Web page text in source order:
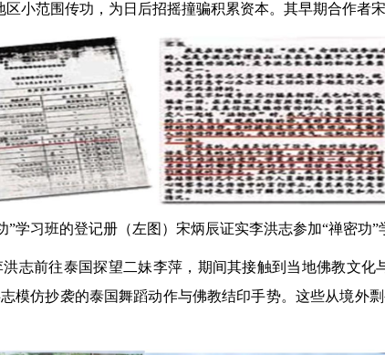
小范围传功，为日后招摇撞骗积累资本。其早期合作者
学习班的登记册（左图）宋炳辰证实李洪志参加“禅密功”
志前往泰国探望二妹李萍，期间其接触到当地佛教文
模仿抄袭的泰国舞蹈动作与佛教结印手势。这些从境外